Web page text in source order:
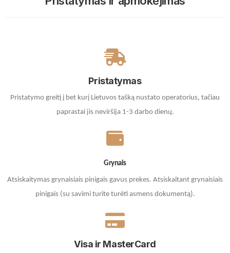
Pristatymas
Pristatymo greitį į bet kurį Lietuvos tašką nustato operatorius, tačiau
paprastai jis neviršija 1-3 darbo dienų.
Grynais
Atsiskaitymas grynaisiais pinigais gavus prekes. Atsiskaitant grynaisiais
pinigais (su savimi turite turėti asmens dokumentą).
Visa ir MasterCard